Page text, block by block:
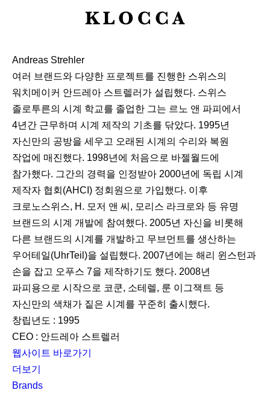
K
C
A
Andreas Strehler
여러 브랜드와 다양한 프로젝트를 진행한 스위스의
워치메이커 안드레아 스트렐러가 설립했다. 스위스
졸로투른의 시계 학교를 졸업한 그는 르노 앤 파피에서
4년간 근무하며 시계 제작의 기초를 닦았다. 1995년
자신만의 공방을 세우고 오래된 시계의 수리와 복원
작업에 매진했다. 1998년에 처음으로 바젤월드에
참가했다. 그간의 경력을 인정받아 2000년에 독립 시계
제작자 협회(AHCI) 정회원으로 가입했다. 이후
크로노스위스, H. 모저 앤 씨, 모리스 라크로와 등 유명
브랜드의 시계 개발에 참여했다. 2005년 자신을 비롯해
다른 브랜드의 시계를 개발하고 무브먼트를 생산하는
우어테일(UhrTeil)을 설립했다. 2007년에는 해리 윈스턴과
손을 잡고 오푸스 7을 제작하기도 했다. 2008년
파피용으로 시작으로 코쿤, 소테렐, 룬 이그잭트 등
자신만의 색채가 짙은 시계를 꾸준히 출시했다.
창립년도 : 1995
CEO : 안드레아 스트렐러
웹사이트 바로가기
더보기
Brands